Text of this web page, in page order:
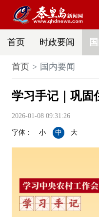
首页 时政要闻
首页 国内要闻
学习手记｜巩固
2026-01-08 09:31:26
字体： 小 中 大